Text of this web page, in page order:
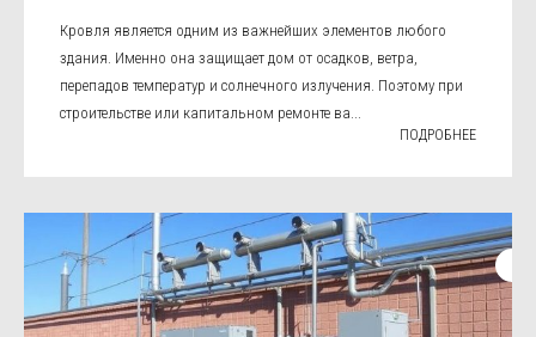
Кровля является одним из важнейших элементов любого
здания. Именно она защищает дом от осадков, ветра,
перепадов температур и солнечного излучения. Поэтому при
строительстве или капитальном ремонте ва...
ПОДРОБНЕЕ